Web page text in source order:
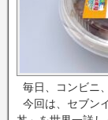
毎日、コンビニ
今回は、セブン